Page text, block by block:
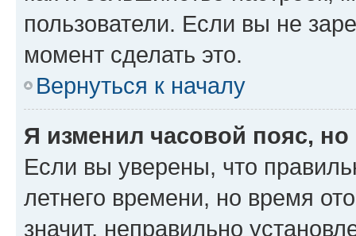
пользователи. Если вы не
момент сделать это.
Вернуться к началу
Я изменил часовой пояс,
Если вы уверены, что
летнего времени, но время
значит, неправильно